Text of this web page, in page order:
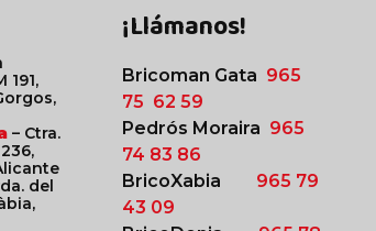
191,
– Ctra.
del
¡Llámanos!
Bricoman Gata 965
75 62 59
Pedrós Moraira 965
74 83 86
BricoXabia
965 79
43 09